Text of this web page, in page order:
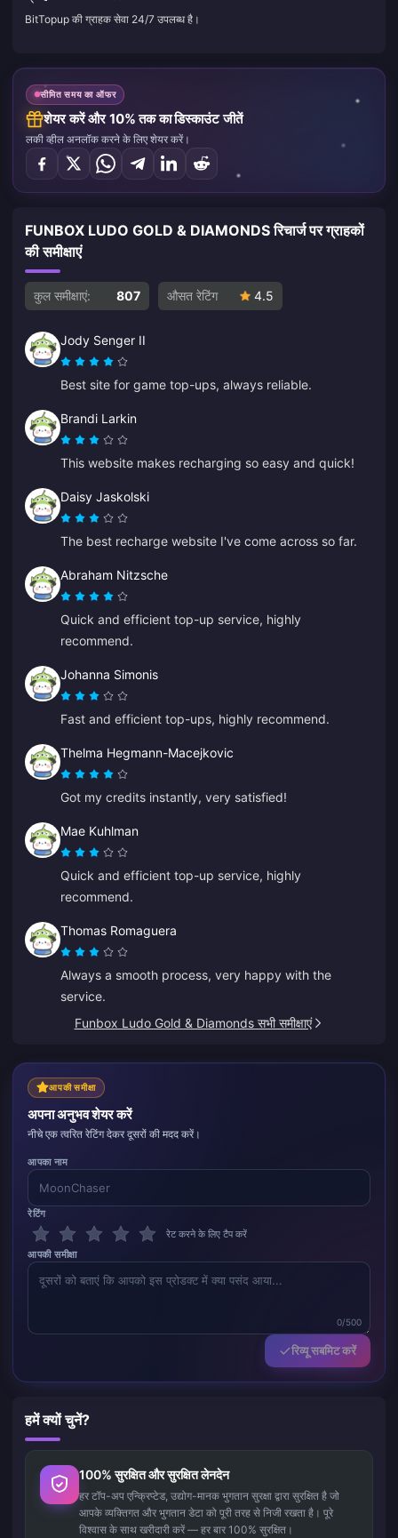
BitTopup की ग्राहक सेवा 24/7 उपलब्ध है।
सीमित समय का ऑफर
शेयर करें और 10% तक का डिस्काउंट जीतें
लकी व्हील अनलॉक करने के लिए शेयर करें।
FUNBOX LUDO GOLD & DIAMONDS रिचार्ज पर ग्राहकों
की समीक्षाएं
कुल समीक्षाएं: 807 औसत रेटिंग 4.5
Jody Senger II
Best site for game top-ups, always reliable.
Brandi Larkin
This website makes recharging so easy and quick!
Daisy Jaskolski
The best recharge website I've come across so far.
Abraham Nitzsche
Quick and efficient top-up service, highly
recommend.
Johanna Simonis
Fast and efficient top-ups, highly recommend.
Thelma Hegmann-Macejkovic
Got my credits instantly, very satisfied!
Mae Kuhlman
Quick and efficient top-up service, highly
recommend.
Thomas Romaguera
Always a smooth process, very happy with the
service.
Funbox Ludo Gold & Diamonds सभी समीक्षाएं
आपकी समीक्षा
अपना अनुभव शेयर करें
नीचे एक त्वरित रेटिंग देकर दूसरों की मदद करें।
आपका नाम
रेटिंग
रेट करने के लिए टैप करें
आपकी समीक्षा
0/500
रिव्यू सबमिट करें
हमें क्यों चुनें?
100% सुरक्षित और सुरक्षित लेनदेन
हर टॉप-अप एन्क्रिप्टेड, उद्योग-मानक भुगतान सुरक्षा द्वारा सुरक्षित है जो
आपके व्यक्तिगत और भुगतान डेटा को पूरी तरह से निजी रखता है। पूरे
विश्वास के साथ खरीदारी करें — हर बार 100% सुरक्षित।